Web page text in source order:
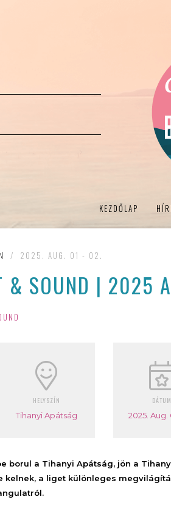
KEZDŐLAP
/ 2025. AUG. 01 - 02.
& SOUND | 2025
HELYSZÍN
Tihanyi Apátság
DÁTUM
2025. Aug.
borul a Tihanyi Apátság, jön a
kelnek, a liget különleges